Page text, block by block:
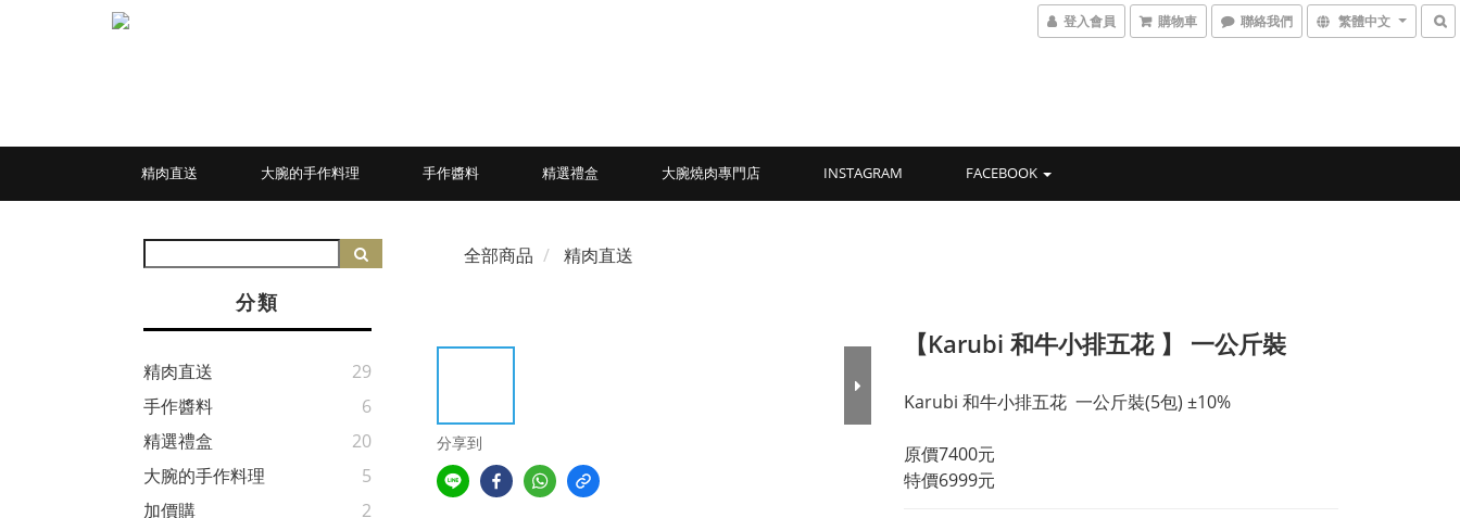
登入會員 購物車 聯絡我們 繁體中文
精肉直送 大腕的手作料理 手作醬料 精選禮盒 大腕燒肉專門店 INSTAGRAM FACEBOOK
分類
精肉直送
29
手作醬料
6
精選禮盒
20
大腕的手作料理
5
加價購
2
全部商品 精肉直送
分享到
【Karubi 和牛小排五花 】 一公斤裝
Karubi 和牛小排五花  一公斤裝(5包) ±10%
原價7400元
特價6999元